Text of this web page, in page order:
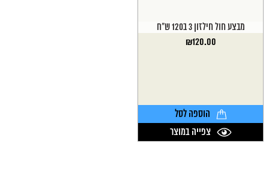
מבצע חול חילזון 3 ב120 ש"ח
₪120.00
הוספה לסל
צפייה במוצר